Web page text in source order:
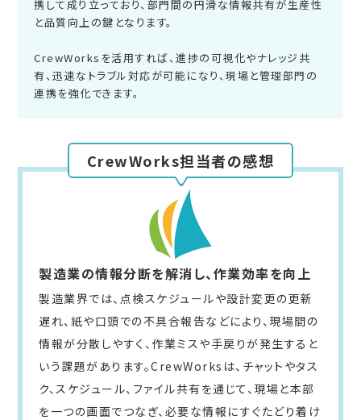
携して成り立っており、部門間の円滑な情報共有が生産性
と品質向上の鍵となります。
CrewWorksを活用すれば、進捗の可視化やナレッジ共
有、迅速なトラブル対応が可能になり、現場と管理部門の
連携を強化できます。
CrewWorks担当者の感想
製造業の情報分断を解消し、作業効率を向上
製造業界では、点検スケジュールや設計変更の更新
遅れ、紙や口頭での不具合報告などにより、現場間の
情報が分散しやすく、作業ミスや手戻りが発生すると
いう課題があります。CrewWorksは、チャットやタス
ク、スケジュール、ファイル共有を通じて、現場と本部
を一つの画面でつなぎ、必要な情報にすぐたどり着け